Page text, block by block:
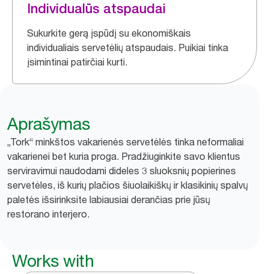
Individualūs atspaudai
Sukurkite gerą įspūdį su ekonomiškais
individualiais servetėlių atspaudais. Puikiai tinka
įsimintinai patirčiai kurti.
Aprašymas
„Tork“ minkštos vakarienės servetėlės tinka neformaliai
vakarienei bet kuria proga. Pradžiuginkite savo klientus
serviravimui naudodami dideles 3 sluoksnių popierines
servetėles, iš kurių plačios šiuolaikiškų ir klasikinių spalvų
paletės išsirinksite labiausiai derančias prie jūsų
restorano interjero.
Works with